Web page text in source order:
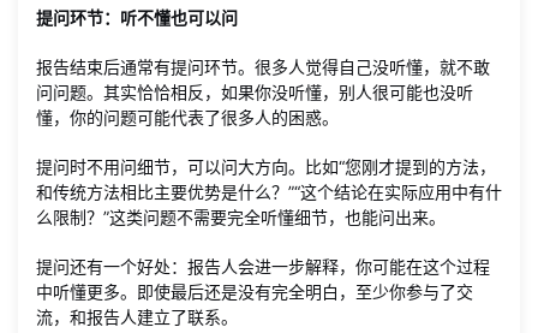
提问环节：听不懂也可以问
报告结束后通常有提问环节。很多人觉得自己没听懂，就不敢
问问题。其实恰恰相反，如果你没听懂，别人很可能也没听
懂，你的问题可能代表了很多人的困惑。
提问时不用问细节，可以问大方向。比如“您刚才提到的方法，
和传统方法相比主要优势是什么？”“这个结论在实际应用中有什
么限制？”这类问题不需要完全听懂细节，也能问出来。
提问还有一个好处：报告人会进一步解释，你可能在这个过程
中听懂更多。即使最后还是没有完全明白，至少你参与了交
流，和报告人建立了联系。